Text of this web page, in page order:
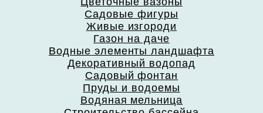
Садовые фигуры
Живые изгороди
Газон на даче
Водные элементы ландшафта
Декоративный водопад
Садовый фонтан
Пруды и водоемы
Водяная мельница